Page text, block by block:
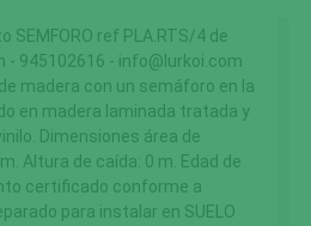
SEMFORO ref PLA.RTS/4 de
- 945102616 - info@lurkoi.com
madera con un semáforo en la
en madera laminada tratada y
Dimensiones área de
Altura de caída: 0 m. Edad de
certificado conforme a
para instalar en SUELO